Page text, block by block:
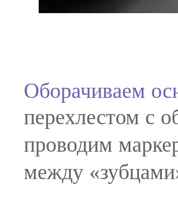
Оборачиваем
перехлестом с
проводим
между